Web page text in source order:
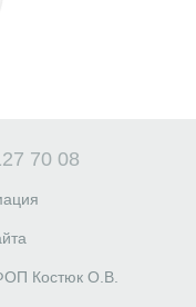
70 08
Костюк О.В.